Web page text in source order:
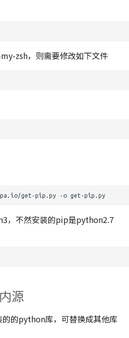
zsh，则需要修改如下文件
get-pip.py -o
，不然安装的pip是python2.7
源
的python库，可替换成其他库